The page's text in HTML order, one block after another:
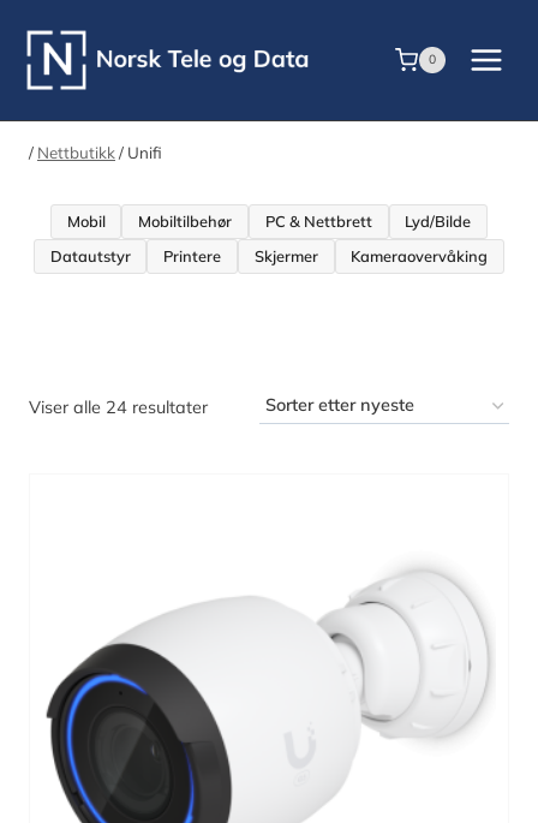
content
0
/ Nettbutikk/ Unifi
Mobil Mobiltilbehør PC & Nettbrett
Lyd/Bilde
Datautstyr
Printere Skjermer Kameraovervåking
Viser alle 24 resultaterSortert